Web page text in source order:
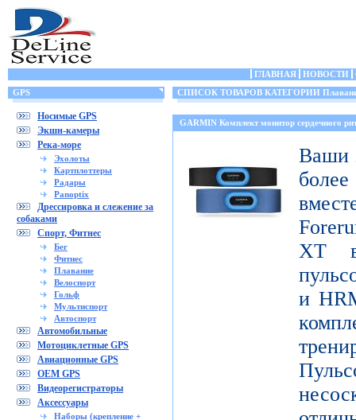
ГЛАВНАЯ НОВОСТИ
GPS
Носимые GPS
Экшн-камеры
Река-море
Эхолоты
Картплоттеры
Радары
Panoptix
Дрессировка и слежение за
собаками
Спорт, Фитнес
Бег
Фитнес
Плавание
Велоспорт
Гольф
Мультиспорт
Автоспорт
Автомобильные
Мотоциклетные GPS
Авиационные GPS
OEM GPS
Видеорегистраторы
Аксессуары
Наборы (крепление +
СПИСОК ТОВАРОВ КАТЕГОРИИ
GARMIN Комплект монитор сердечного
Ваши
XT
и